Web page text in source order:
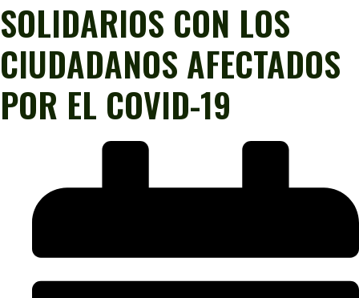
SOLIDARIOS CON LOS
CIUDADANOS AFECTADOS
POR EL COVID-19